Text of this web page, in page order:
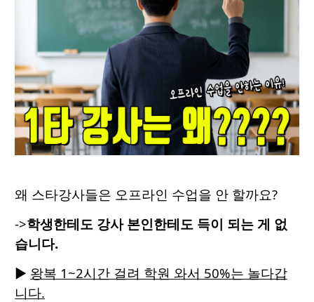
왜 스타강사들은 오프라인 수업을 안 할까요?
->학생한테도 강사 본인한테도 득이 되는 게 없
습니다.
▶ 왕복 1~2시간 걸려 학원 와서 50%는 놀다갑
니다.